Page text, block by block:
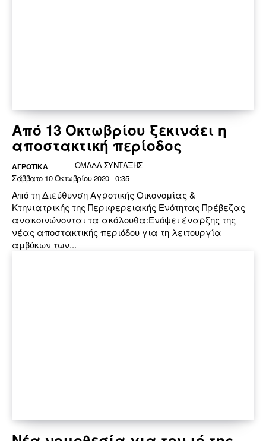
Από 13 Οκτωβρίου ξεκινάει η
αποστακτική περίοδος
ΑΓΡΟΤΙΚΑ ΟΜΑΔΑ ΣΥΝΤΑΞΗΣ -
Σάββατο 10 Οκτωβρίου 2020 - 0:35
Από τη Διεύθυνση Αγροτικής Οικονομίας &
Κτηνιατρικής της Περιφερειακής Ενότητας Πρέβεζας
ανακοινώνονται τα ακόλουθα:Ενόψει έναρξης της
νέας αποστακτικής περιόδου για τη λειτουργία
αμβύκων των...